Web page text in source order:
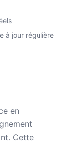
à jour régulière
en
Cette